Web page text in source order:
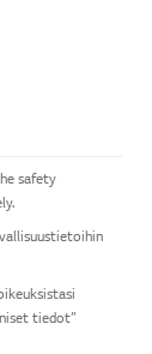
safety
tiedot”